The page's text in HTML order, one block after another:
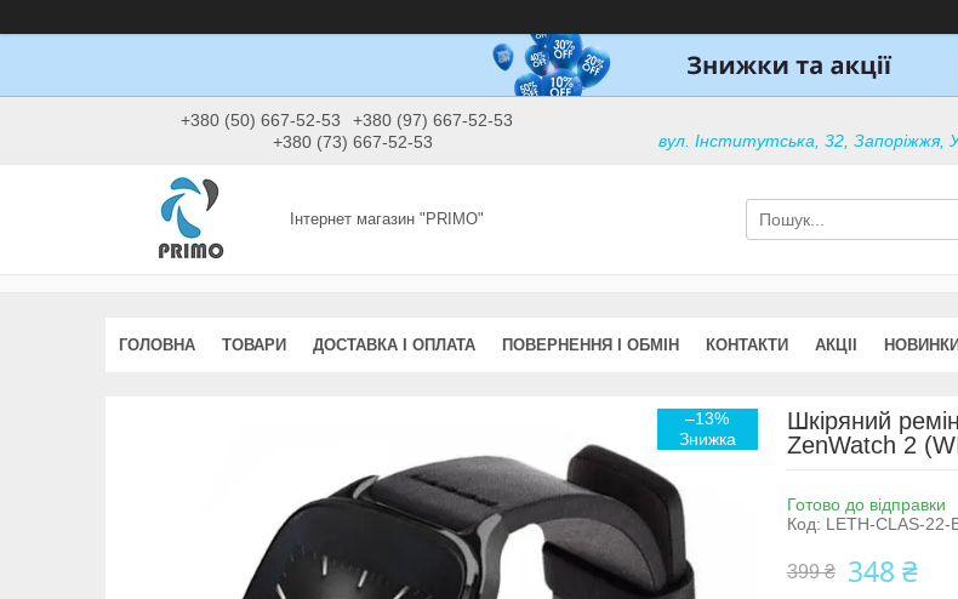
+380 (50) 667-52-53
+380 (97) 667-52-53
+380 (73) 667-52-53
вул. Інститутська, 32, Запоріжжя,
Інтернет магазин "PRIMO"
ГОЛОВНА ТОВАРИ ДОСТАВКА І ОПЛАТА ПОВЕРНЕННЯ І ОБМІН КОНТАКТИ АКЦІІ НОВИНКИ
–13%
Шкіряний
ZenWatch 2
Готово до відправки
Код: LETH-CLAS-22-
399 ₴ 348 ₴